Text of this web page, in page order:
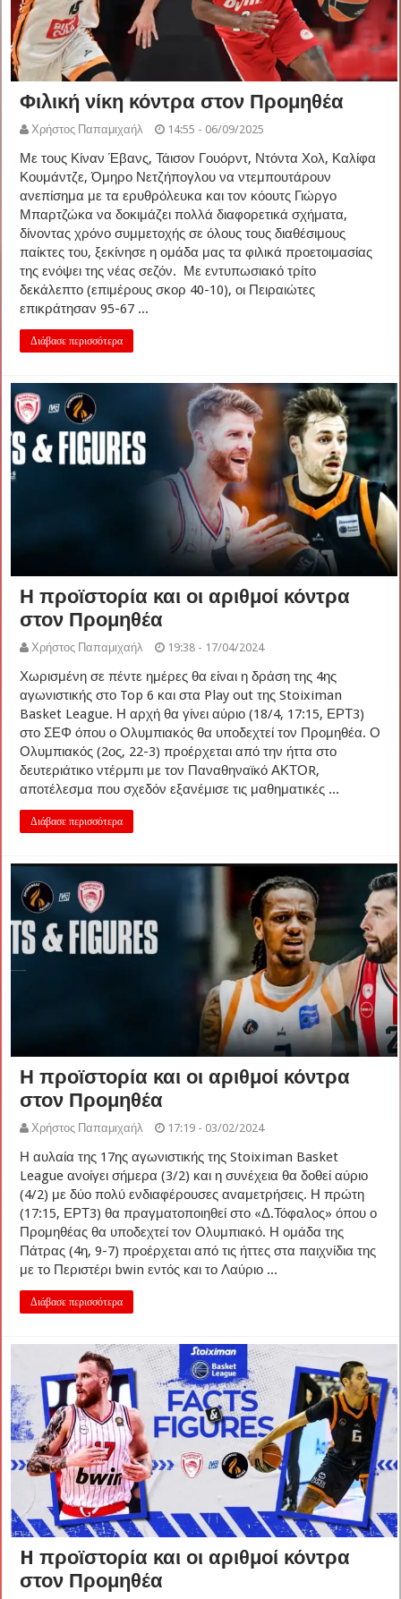
Φιλική νίκη κόντρα στον Προμηθέα
Χρήστος Παπαμιχαήλ 14:55 - 06/09/2025
Με τους Κίναν Έβανς, Τάισον Γουόρντ, Ντόντα Χολ, Καλίφα
Κουμάντζε, Όμηρο Νετζήπογλου να ντεμπουτάρουν
ανεπίσημα με τα ερυθρόλευκα και τον κόουτς Γιώργο
Μπαρτζώκα να δοκιμάζει πολλά διαφορετικά σχήματα,
δίνοντας χρόνο συμμετοχής σε όλους τους διαθέσιμους
παίκτες του, ξεκίνησε η ομάδα μας τα φιλικά προετοιμασίας
της ενόψει της νέας σεζόν. Με εντυπωσιακό τρίτο
δεκάλεπτο (επιμέρους σκορ 40-10), οι Πειραιώτες
επικράτησαν 95-67 ...
Διάβασε περισσότερα
Η προϊστορία και οι αριθμοί κόντρα
στον Προμηθέα
Χρήστος Παπαμιχαήλ 19:38 - 17/04/2024
Χωρισμένη σε πέντε ημέρες θα είναι η δράση της 4ης
αγωνιστικής στο Top 6 και στα Play out της Stoiximan
Basket League. Η αρχή θα γίνει αύριο (18/4, 17:15, ΕΡΤ3)
στο ΣΕΦ όπου ο Ολυμπιακός θα υποδεχτεί τον Προμηθέα. Ο
Ολυμπιακός (2ος, 22-3) προέρχεται από την ήττα στο
δευτεριάτικο ντέρμπι με τον Παναθηναϊκό ΑΚΤΟR,
αποτέλεσμα που σχεδόν εξανέμισε τις μαθηματικές ...
Διάβασε περισσότερα
Η προϊστορία και οι αριθμοί κόντρα
στον Προμηθέα
Χρήστος Παπαμιχαήλ 17:19 - 03/02/2024
Η αυλαία της 17ης αγωνιστικής της Stoiximan Basket
League ανοίγει σήμερα (3/2) και η συνέχεια θα δοθεί αύριο
(4/2) με δύο πολύ ενδιαφέρουσες αναμετρήσεις. Η πρώτη
(17:15, ΕΡΤ3) θα πραγματοποιηθεί στο «Δ.Τόφαλος» όπου ο
Προμηθέας θα υποδεχτεί τον Ολυμπιακό. Η ομάδα της
Πάτρας (4η, 9-7) προέρχεται από τις ήττες στα παιχνίδια της
με το Περιστέρι bwin εντός και το Λαύριο ...
Διάβασε περισσότερα
H προϊστορία και οι αριθμοί κόντρα
στον Προμηθέα